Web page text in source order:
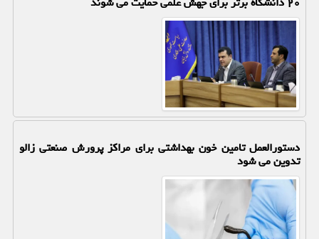
دستورالعمل تامین خون بهداشتی برای مراکز پرورش صنعتی زالو
تدوین می شود